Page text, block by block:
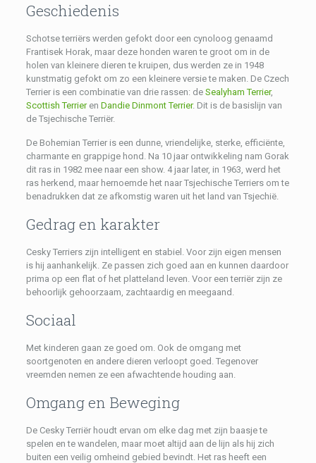
Geschiedenis
Schotse terriërs werden gefokt door een cynoloog genaamd
Frantisek Horak, maar deze honden waren te groot om in de
holen van kleinere dieren te kruipen, dus werden ze in 1948
kunstmatig gefokt om zo een ​​kleinere versie te maken. De Czech
Terrier is een combinatie van drie rassen: de Sealyham Terrier,
Scottish Terrieren Dandie Dinmont Terrier. Dit is de basislijn van
de Tsjechische Terriër.
De Bohemian Terrier is een dunne, vriendelijke, sterke, efficiënte,
charmante en grappige hond. Na 10 jaar ontwikkeling nam Gorak
dit ras in 1982 mee naar een show. 4 jaar later, in 1963, werd het
ras herkend, maar hernoemde het naar Tsjechische Terriers om te
benadrukken dat ze afkomstig waren uit het land van Tsjechië.
Gedrag en karakter
Cesky Terriers zijn intelligent en stabiel. Voor zijn eigen mensen
is hij aanhankelijk. Ze passen zich goed aan en kunnen daardoor
prima op een flat of het platteland leven. Voor een terriër zijn ze
behoorlijk gehoorzaam, zachtaardig en meegaand.
Sociaal
Met kinderen gaan ze goed om. Ook de omgang met
soortgenoten en andere dieren verloopt goed. Tegenover
vreemden nemen ze een afwachtende houding aan.
Omgang en Beweging
De Cesky Terriër houdt ervan om elke dag met zijn baasje te
spelen en te wandelen, maar moet altijd aan de lijn als hij zich
buiten een veilig omheind gebied bevindt. Het ras heeft een